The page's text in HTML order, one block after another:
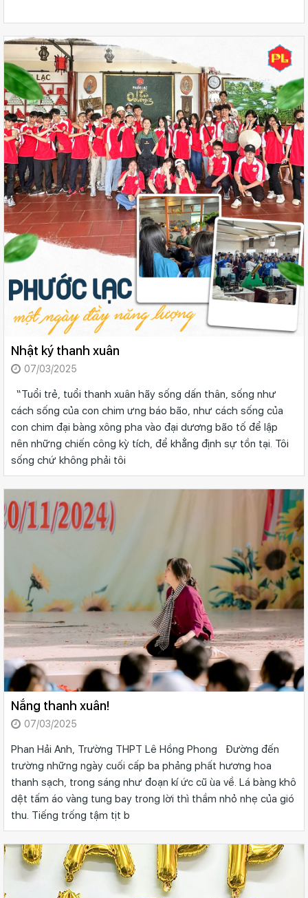
Nhật ký thanh xuân
07/03/2025
“Tuổi trẻ, tuổi thanh xuân hãy sống dấn thân, sống như
cách sống của con chim ưng báo bão, như cách sống của
con chim đại bàng xông pha vào đại dương bão tố để lập
nên những chiến công kỳ tích, để khẳng định sự tồn tại. Tôi
sống chứ không phải tôi
Nắng thanh xuân!
07/03/2025
Phan Hải Anh, Trường THPT Lê Hồng Phong Đường đến
trường những ngày cuối cấp ba phảng phất hương hoa
thanh sạch, trong sáng như đoạn kí ức cũ ùa về. Lá bàng khô
dệt tấm áo vàng tung bay trong lời thì thầm nhỏ nhẹ của gió
thu. Tiếng trống tậm tịt b